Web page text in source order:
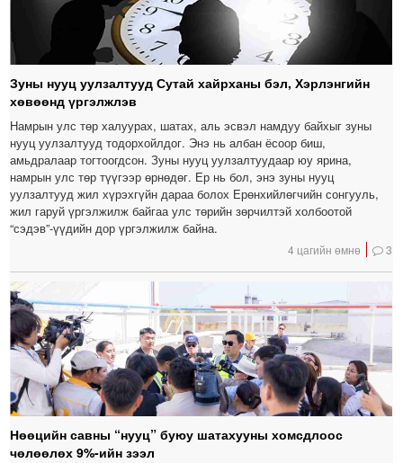
Зуны нууц уулзалтууд Сутай хайрханы бэл, Хэрлэнгийн
хөвөөнд үргэлжлэв
Намрын улс төр халуурах, шатах, аль эсвэл намдуу байхыг зуны
нууц уулзалтууд тодорхойлдог. Энэ нь албан ёсоор биш,
амьдралаар тогтоогдсон. Зуны нууц уулзалтуудаар юу ярина,
намрын улс төр түүгээр өрнөдөг. Ер нь бол, энэ зуны нууц
уулзалтууд жил хүрэхгүйн дараа болох Ерөнхийлөгчийн сонгууль,
жил гаруй үргэлжилж байгаа улс төрийн зөрчилтэй холбоотой
“сэдэв”-үүдийн дор үргэлжилж байна.
4 цагийн өмнө 3
Нөөцийн савны “нууц” буюу шатахууны хомсдлоос
чөлөөлөх 9%-ийн зээл